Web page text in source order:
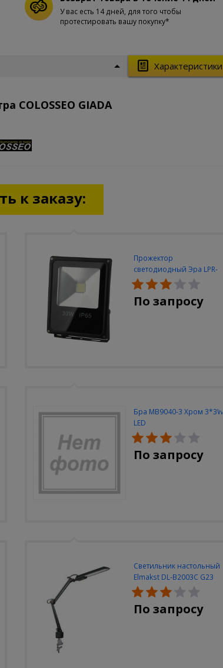
У вас есть 14 дней, для того чтобы
протестировать вашу покупку*
Характеристики
COLOSSEO GIADA
к заказу:
Прожектор
светодиодный Эра LPR-
30W-6500K-M
По запросу
Бра MB9040-3 Хром 3*3W
LED
По запросу
Светильник настольный
Elmakst DL-B2003C G23
черный струбцина
По запросу